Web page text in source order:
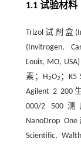
1.1 试验材料
Trizol试剂盒
(Invitrogen,
Louis, MO,
素；H2O2 ；K5
Agilent 2 200
000/2 500测
NanoDrop
Scientific,